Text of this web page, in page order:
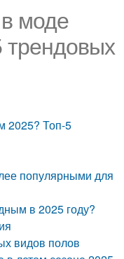
в моде
трендовых
2025? Топ-5
популярными для
в 2025 году?
видов полов